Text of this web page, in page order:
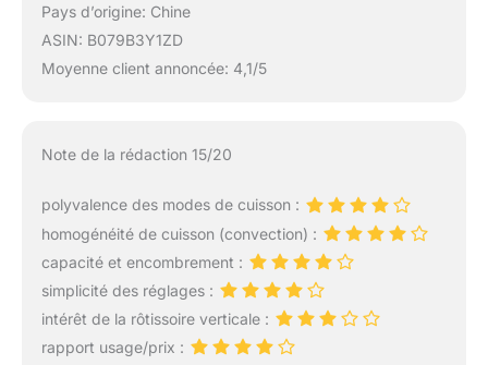
Pays d’origine: Chine
ASIN: B079B3Y1ZD
Moyenne client annoncée: 4,1/5
Note de la rédaction 15/20
polyvalence des modes de cuisson :
homogénéité de cuisson (convection) :
capacité et encombrement :
simplicité des réglages :
intérêt de la rôtissoire verticale :
rapport usage/prix :